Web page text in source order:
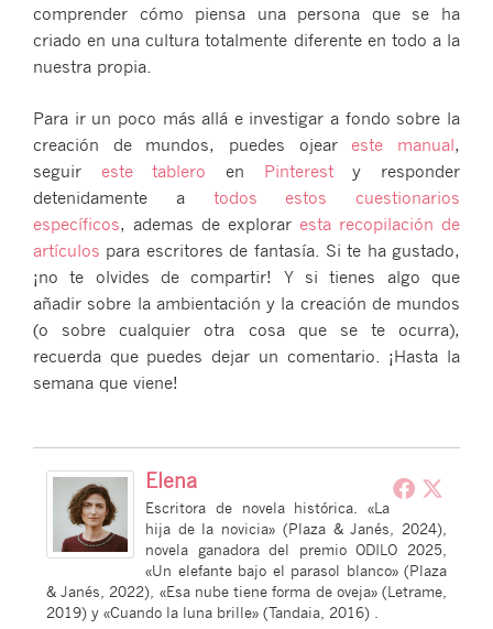
comprender cómo piensa una persona que se ha
criado en una cultura totalmente diferente en todo a la
nuestra propia.
Para ir un poco más allá e investigar a fondo sobre la
creación de mundos, puedes ojear este manual,
seguir este tableroen Pinteresty responder
detenidamente a todos estos cuestionarios
específicos, ademas de explorar esta recopilación de
artículos para escritores de fantasía. Si te ha gustado,
¡no te olvides de compartir! Y si tienes algo que
añadir sobre la ambientación y la creación de mundos
(o sobre cualquier otra cosa que se te ocurra),
recuerda que puedes dejar un comentario. ¡Hasta la
semana que viene!
Elena
Escritora de novela histórica. «La
hija de la novicia» (Plaza & Janés, 2024),
novela ganadora del premio ODILO 2025,
«Un elefante bajo el parasol blanco» (Plaza
& Janés, 2022), «Esa nube tiene forma de oveja» (Letrame,
2019) y «Cuando la luna brille» (Tandaia, 2016) .